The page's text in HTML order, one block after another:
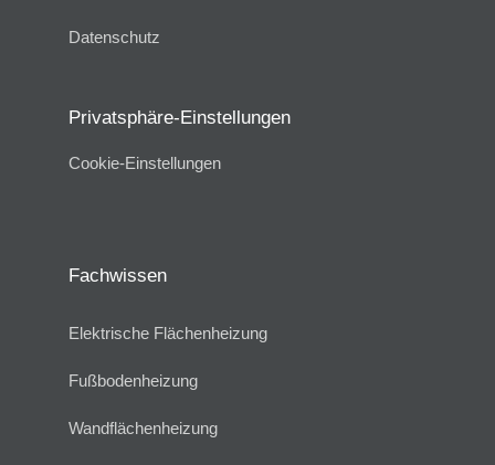
Datenschutz
Privatsphäre-Einstellungen
Cookie-Einstellungen
Fachwissen
Elektrische Flächenheizung
Fußbodenheizung
Wandflächenheizung